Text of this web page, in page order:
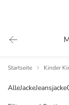
Startseite Kinder
AlleJackeJeansjacke